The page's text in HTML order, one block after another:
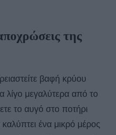
της
βαφή κρύου
λίγο μεγαλύτερα από το
το αυγό στο ποτήρι
ένα μικρό μέρος